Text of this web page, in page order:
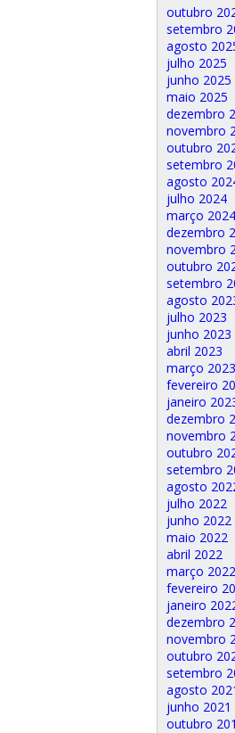
outubro
setembro
agosto
julho 2025
junho 2025
maio 2025
dezembro
novembro
outubro
setembro
agosto
julho 2024
março 2024
dezembro
novembro
outubro
setembro
agosto
julho 2023
junho 2023
abril 2023
março 2023
fevereiro
janeiro
dezembro
novembro
outubro
setembro
agosto
julho 2022
junho 2022
maio 2022
abril 2022
março 2022
fevereiro
janeiro
dezembro
novembro
outubro
setembro
agosto
junho 2021
outubro